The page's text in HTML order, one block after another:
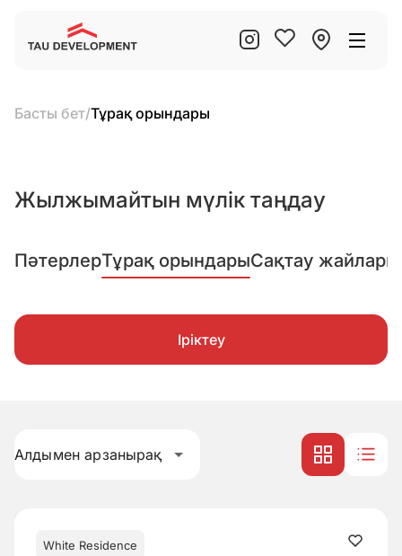
Басты бет/Тұрақ орындары
Жылжымайтын мүлік таңдау
ПәтерлерТұрақ орындарыСақтау жайлары
Іріктеу
Алдымен арзанырақ
White Residence